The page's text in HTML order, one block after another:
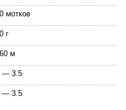
мотков
г
м
— 3.5
— 3.5